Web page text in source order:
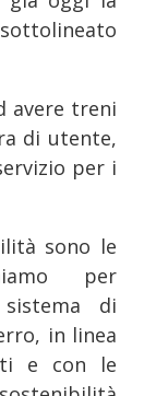
avere treni
di utente,
per i
sono le
per
di
in linea
e con le